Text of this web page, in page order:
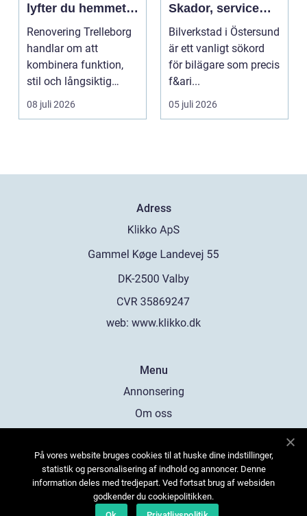
lyfter du hemmet
på ett smart sätt
Renovering Trelleborg
handlar om att
kombinera funktion,
stil och långsiktig
ekonomi i samma p...
08 juli 2026
Skador, service
och smarta val för
din bil
Bilverkstad i Östersund
är ett vanligt sökord
för bilägare som precis
f&ari...
05 juli 2026
Adress
web: www.klikko.dk
Menu
Annonsering
Om oss
Kontakta oss
Sitemap
På vores website bruges cookies til at huske dine indstillinger,
statistik og personalisering af indhold og annoncer. Denne
information deles med tredjepart. Ved fortsat brug af websiden
godkender du cookiepolitikken.